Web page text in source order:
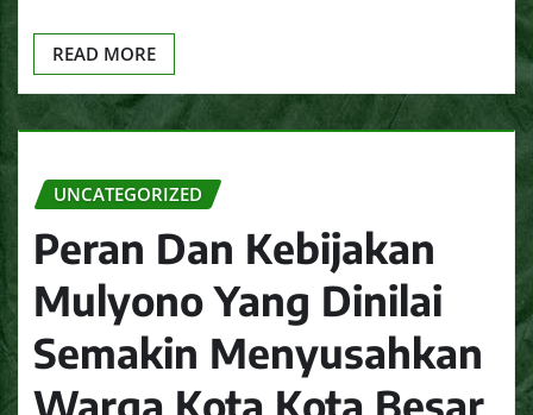
READ MORE
UNCATEGORIZED
Peran Dan Kebijakan
Mulyono Yang Dinilai
Semakin Menyusahkan
Warga Kota Kota Besar